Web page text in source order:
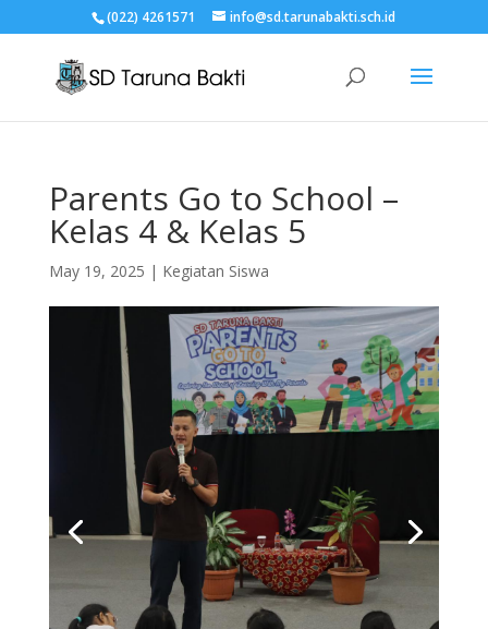
(022) 4261571 info@sd.tarunabakti.sch.id
Parents Go to School –
Kelas 4 & Kelas 5
May 19, 2025 | Kegiatan Siswa